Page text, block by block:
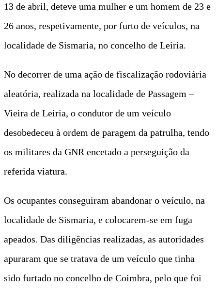
13 de abril, deteve uma mulher e um homem de 23 e
26 anos, respetivamente, por furto de veículos, na
localidade de Sismaria, no concelho de Leiria.
No decorrer de uma ação de fiscalização rodoviária
aleatória, realizada na localidade de Passagem –
Vieira de Leiria, o condutor de um veículo
desobedeceu à ordem de paragem da patrulha, tendo
os militares da GNR encetado a perseguição da
referida viatura.
Os ocupantes conseguiram abandonar o veículo, na
localidade de Sismaria, e colocarem-se em fuga
apeados. Das diligências realizadas, as autoridades
apuraram que se tratava de um veículo que tinha
sido furtado no concelho de Coimbra, pelo que foi